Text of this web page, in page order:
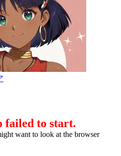
failed to start.
want to look at the browser